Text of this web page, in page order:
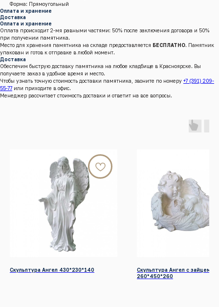
Форма: Прямоугольный
Оплата и хранение
Доставка
Оплата и хранение
Оплата происходит 2-мя равными частями: 50% после заключения договора и 50%
при получении памятника.
Место для хранения памятника на складе предоставляется БЕСПЛАТНО. Памятник
упакован и готов к отправке в любой момент.
Доставка
Обеспечим быструю доставку памятника на любое кладбище в Красноярске. Вы
получаете заказ в удобное время и место.
Чтобы узнать точную стоимость доставки памятника, звоните по номеру +7 (391) 209-
55-77 или приходите в офис.
Менеджер рассчитает стоимость доставки и ответит на все вопросы.
Скульптура Ангел 430*230*140
Скульптура Ангел с зайцем
260*450*260
г.Красноярск, Енисейский тракт, 8 к/4 (кл. Бадалык)
+7 (391) 209-55-77
graalkrsk@mail.ru
Режим работы: Пн - Вс / 09:00 - 19:00
© 2022-2026 Все права защищены
Разработка сайтов